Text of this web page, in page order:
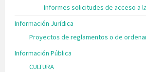
Informes solicitudes de acceso a
Información Jurídica
Proyectos de reglamentos o de
Información Pública
CULTURA